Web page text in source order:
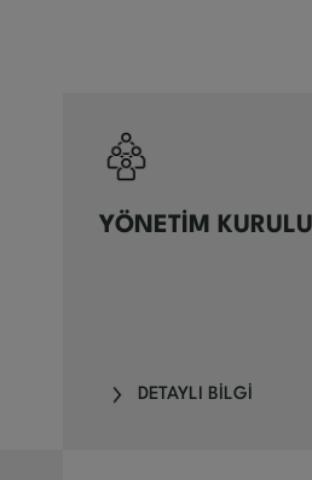
YÖNETİM KURULU
DETAYLI BİLGİ